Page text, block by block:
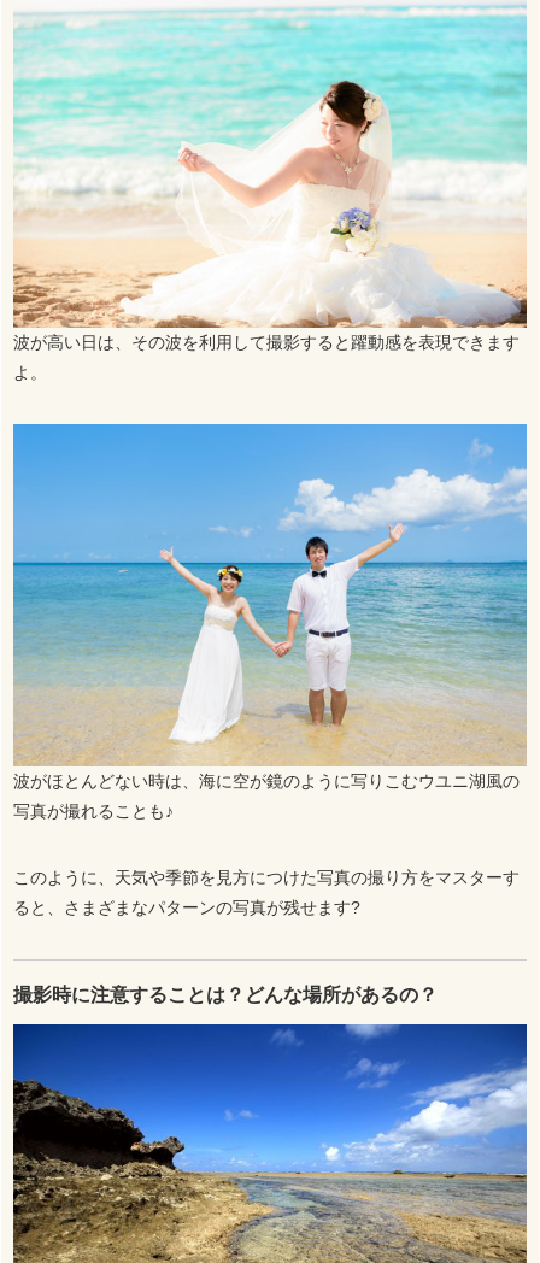
波が高い日は、その波を利用して撮影すると躍動感を表現できます
よ。
波がほとんどない時は、海に空が鏡のように写りこむウユニ湖風の
写真が撮れることも♪
このように、天気や季節を見方につけた写真の撮り方をマスターす
ると、さまざまなパターンの写真が残せます?
撮影時に注意することは？どんな場所があるの？